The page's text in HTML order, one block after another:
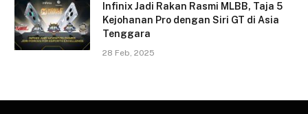
Infinix Jadi Rakan Rasmi MLBB, Taja 5
Kejohanan Pro dengan Siri GT di Asia
Tenggara
28 Feb, 2025